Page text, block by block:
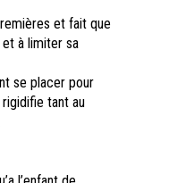
et fait que
à limiter sa
se placer pour
tant au